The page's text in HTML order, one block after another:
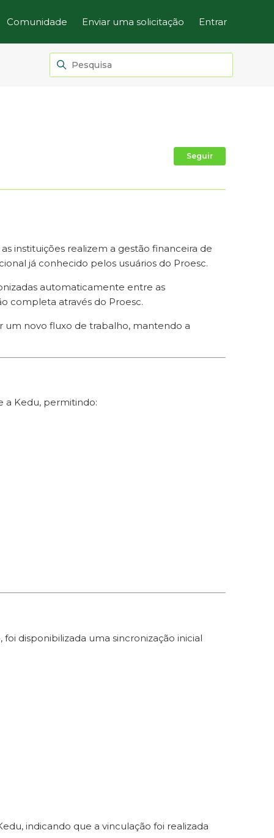
Comunidade Enviar uma solicitação Entrar
Seguir
instituições realizem a gestão financeira de
já conhecido pelos usuários do Proesc.
automaticamente entre as
completa através do Proesc.
um novo fluxo de trabalho, mantendo a
a Kedu, permitindo:
disponibilizada uma sincronização inicial
indicando que a vinculação foi realizada